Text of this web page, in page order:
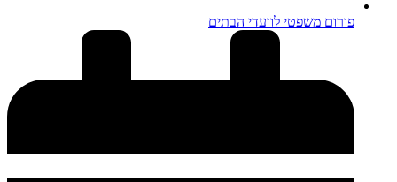
פורום משפטי לוועדי הבתים